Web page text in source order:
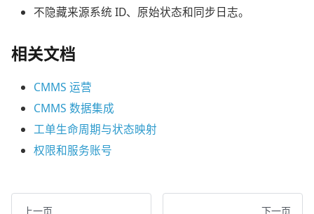
不隐藏来源系统 ID、原始状态和同步日志。
相关文档
CMMS 运营
CMMS 数据集成
工单生命周期与状态映射
权限和服务账号
上一页 下一页